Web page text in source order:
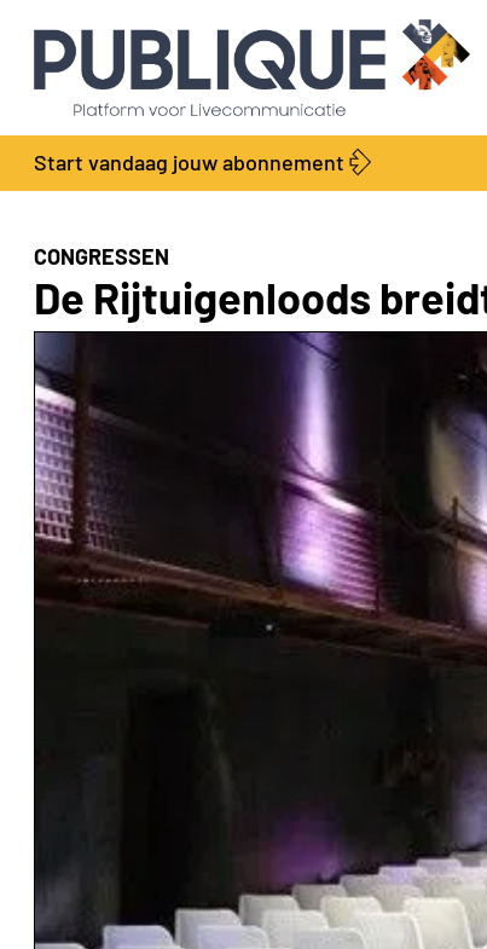
Start vandaag jouw abonnement
CONGRESSEN
De Rijtuigenloods